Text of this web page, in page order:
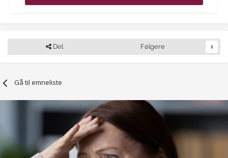
Del Følgere 1
Gå til emneliste